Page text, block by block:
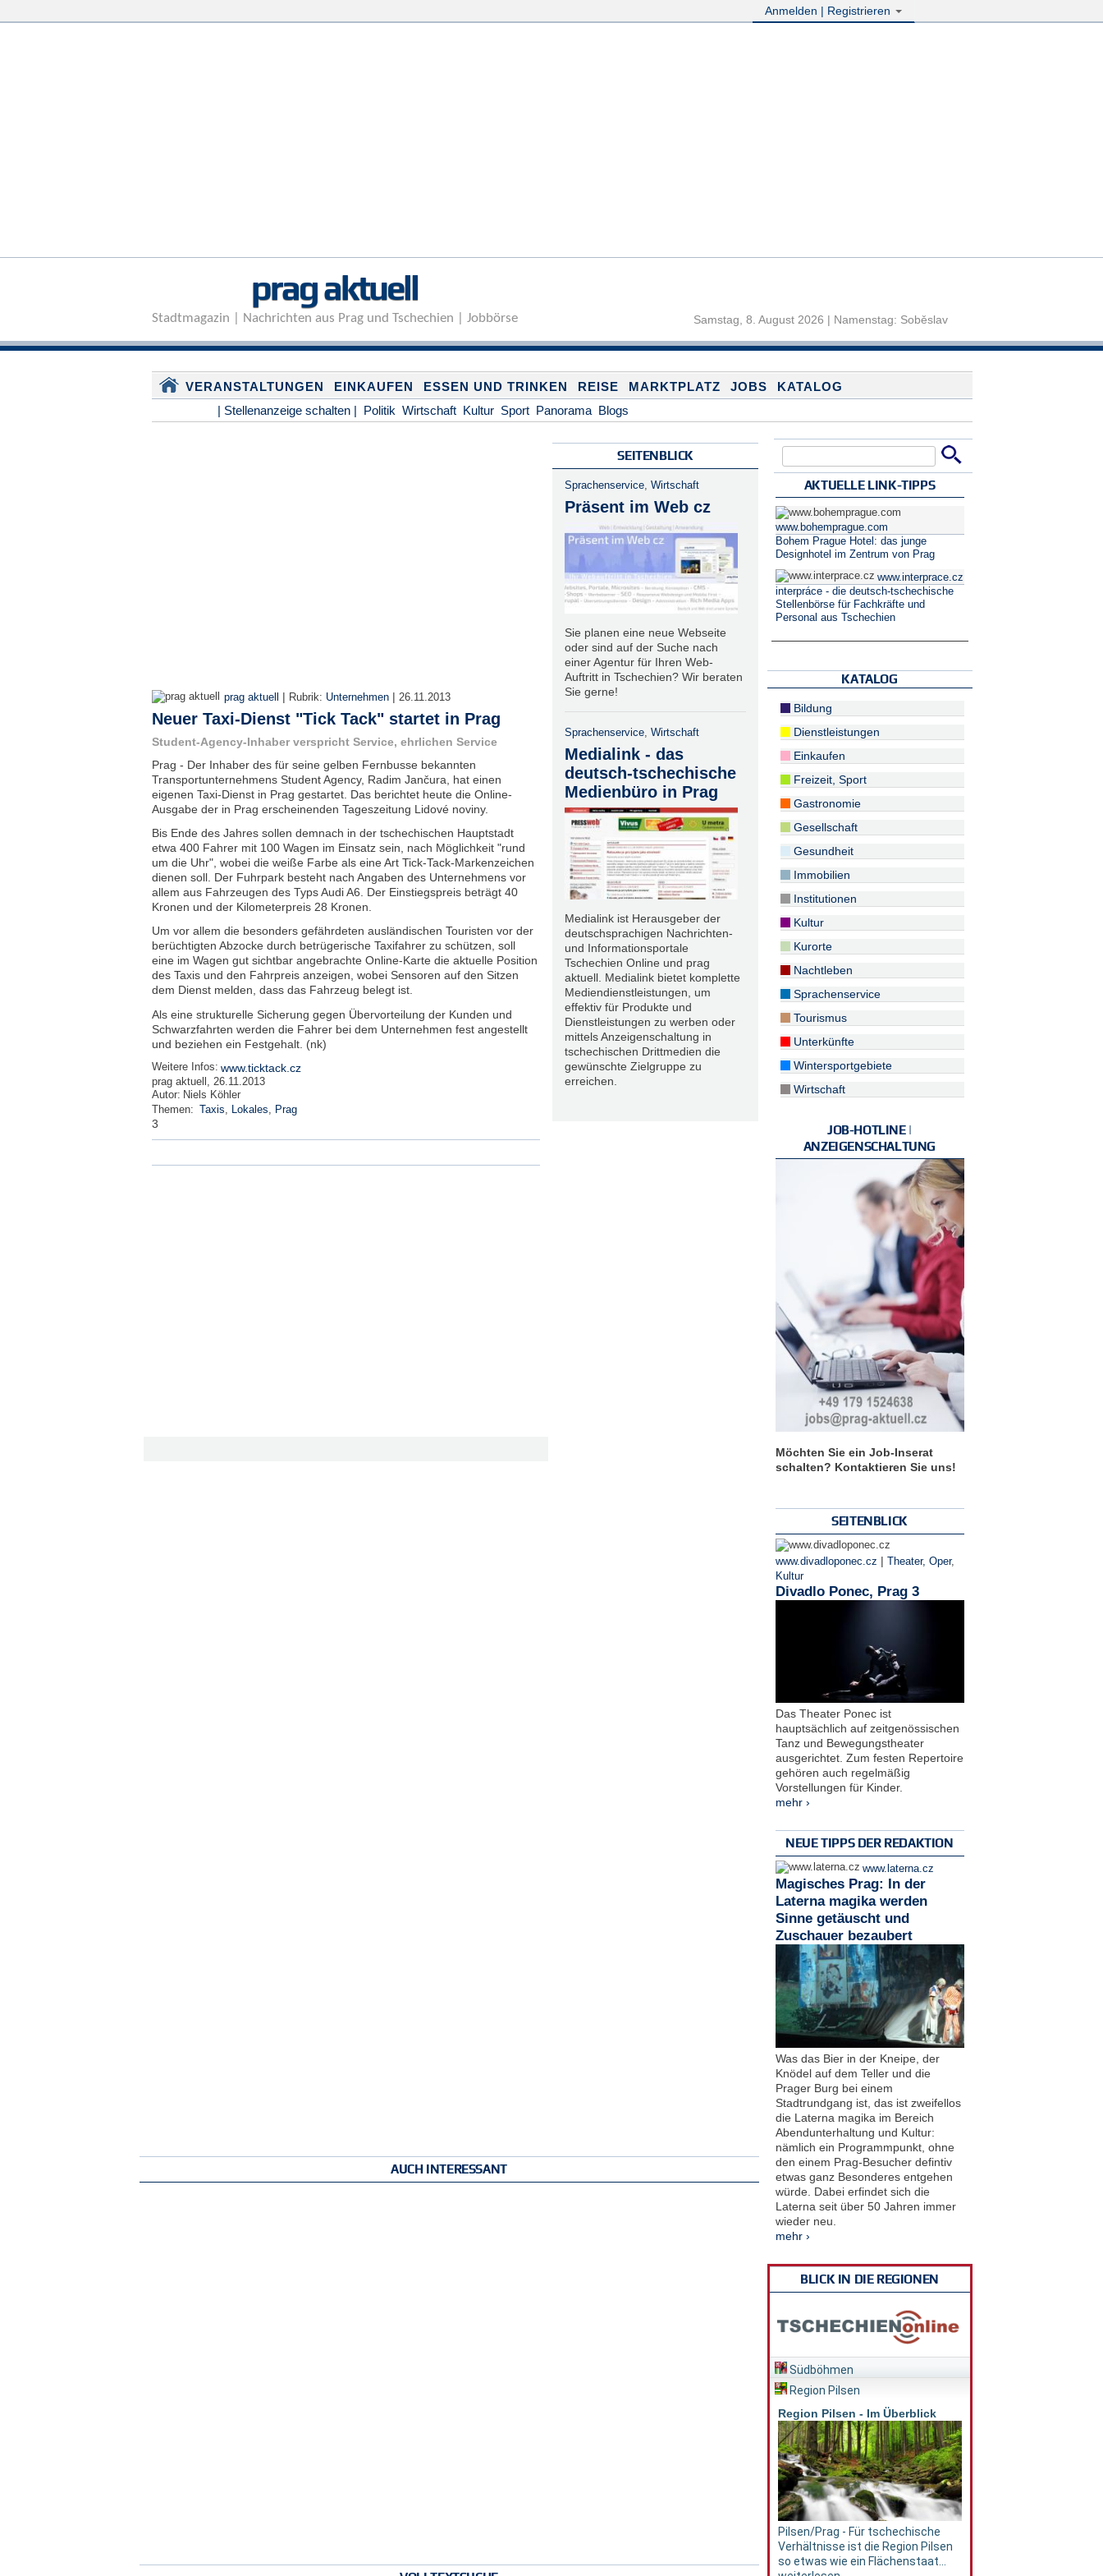
Anmelden | Registrieren
prag aktuell
Stadtmagazin | Nachrichten aus Prag und Tschechien | Jobbörse Samstag, 8. August 2026 | Namenstag: Soběslav
VERANSTALTUNGEN EINKAUFEN ESSEN UND TRINKEN REISE MARKTPLATZ JOBS
KATALOG
| Stellenanzeige schalten | Politik Wirtschaft Kultur Sport Panorama Blogs
prag aktuell | Rubrik: Unternehmen | 26.11.2013
Neuer Taxi-Dienst "Tick Tack" startet in Prag
Student-Agency-Inhaber verspricht Service, ehrlichen Service
Prag - Der Inhaber des für seine gelben Fernbusse bekannten
Transportunternehmens Student Agency, Radim Jančura, hat einen
eigenen Taxi-Dienst in Prag gestartet. Das berichtet heute die Online-
Ausgabe der in Prag erscheinenden Tageszeitung Lidové noviny.
Bis Ende des Jahres sollen demnach in der tschechischen Hauptstadt
etwa 400 Fahrer mit 100 Wagen im Einsatz sein, nach Möglichkeit "rund
um die Uhr", wobei die weiße Farbe als eine Art Tick-Tack-Markenzeichen
dienen soll. Der Fuhrpark besteht nach Angaben des Unternehmens vor
allem aus Fahrzeugen des Typs Audi A6. Der Einstiegspreis beträgt 40
Kronen und der Kilometerpreis 28 Kronen.
Um vor allem die besonders gefährdeten ausländischen Touristen vor der
berüchtigten Abzocke durch betrügerische Taxifahrer zu schützen, soll
eine im Wagen gut sichtbar angebrachte Online-Karte die aktuelle Position
des Taxis und den Fahrpreis anzeigen, wobei Sensoren auf den Sitzen
dem Dienst melden, dass das Fahrzeug belegt ist.
Als eine strukturelle Sicherung gegen Übervorteilung der Kunden und
Schwarzfahrten werden die Fahrer bei dem Unternehmen fest angestellt
und beziehen ein Festgehalt. (nk)
Weitere Infos: www.ticktack.cz
prag aktuell, 26.11.2013
Autor: Niels Köhler
Themen: Taxis Lokales Prag
3
SEITENBLICK
Sprachenservice, Wirtschaft
Präsent im Web cz
Sie planen eine neue Webseite
oder sind auf der Suche nach
einer Agentur für Ihren Web-
Auftritt in Tschechien? Wir beraten
Sie gerne!
Sprachenservice, Wirtschaft
Medialink - das
deutsch-tschechische
Medienbüro in Prag
Medialink ist Herausgeber der
deutschsprachigen Nachrichten-
und Informationsportale
Tschechien Online und prag
aktuell. Medialink bietet komplette
Mediendienstleistungen, um
effektiv für Produkte und
Dienstleistungen zu werben oder
mittels Anzeigenschaltung in
tschechischen Drittmedien die
gewünschte Zielgruppe zu
erreichen.
AUCH INTERESSANT
AKTUELLE LINK-TIPPS
www.bohemprague.com
Bohem Prague Hotel: das junge
Designhotel im Zentrum von Prag
www.interprace.cz
interpráce - die deutsch-tschechische
Stellenbörse für Fachkräfte und
Personal aus Tschechien
KATALOG
Bildung
Dienstleistungen
Einkaufen
Freizeit, Sport
Gastronomie
Gesellschaft
Gesundheit
Immobilien
Institutionen
Kultur
Kurorte
Nachtleben
Sprachenservice
Tourismus
Unterkünfte
Wintersportgebiete
Wirtschaft
JOB-HOTLINE |
ANZEIGENSCHALTUNG
Möchten Sie ein Job-Inserat
schalten? Kontaktieren Sie uns!
SEITENBLICK
www.divadloponec.cz | Theater, Oper,
Kultur
Divadlo Ponec, Prag 3
Das Theater Ponec ist
hauptsächlich auf zeitgenössischen
Tanz und Bewegungstheater
ausgerichtet. Zum festen Repertoire
gehören auch regelmäßig
Vorstellungen für Kinder.
mehr ›
NEUE TIPPS DER REDAKTION
www.laterna.cz
Magisches Prag: In der
Laterna magika werden
Sinne getäuscht und
Zuschauer bezaubert
Was das Bier in der Kneipe, der
Knödel auf dem Teller und die
Prager Burg bei einem
Stadtrundgang ist, das ist zweifellos
die Laterna magika im Bereich
Abendunterhaltung und Kultur:
nämlich ein Programmpunkt, ohne
den einem Prag-Besucher defintiv
etwas ganz Besonderes entgehen
würde. Dabei erfindet sich die
Laterna seit über 50 Jahren immer
wieder neu.
mehr ›
BLICK IN DIE REGIONEN
Südböhmen
Region Pilsen
Region Pilsen - Im Überblick
Pilsen/Prag - Für tschechische
Verhältnisse ist die Region Pilsen
so etwas wie ein Flächenstaat...